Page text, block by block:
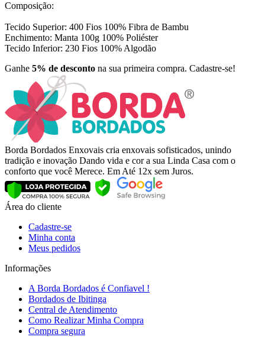
Composição:
Tecido Superior: 400 Fios 100% Fibra de Bambu
Enchimento: Manta 100g 100% Poliéster
Tecido Inferior: 230 Fios 100% Algodão
Ganhe 5% de desconto na sua primeira compra. Cadastre-se!
Borda Bordados Enxovais cria enxovais sofisticados, unindo
tradição e inovação Dando vida e cor a sua Linda Casa com o
conforto que você Merece. Em Até 12x sem Juros.
Área do cliente
Cadastre-se
Minha conta
Meus pedidos
Informações
A Borda Bordados é Confiavel !
Bordados de Ibitinga
Central de Atendimento
Como Realizar Minha Compra
Compra segura